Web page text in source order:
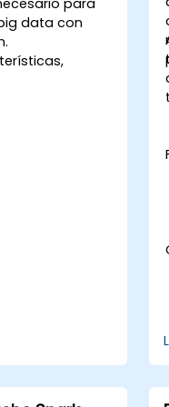
data con